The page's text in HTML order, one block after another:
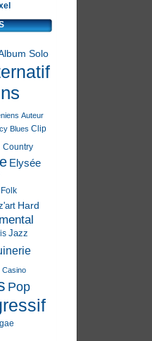
Solo
Auteur
Blues Clip
Country
Elysée
Folk
Hard
Jazz
Casino
Pop